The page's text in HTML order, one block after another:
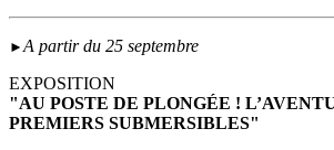
►A partir du 25 septembre
EXPOSITION
"AU POSTE DE PLONGÉE !
PREMIERS SUBMERSIBLES"